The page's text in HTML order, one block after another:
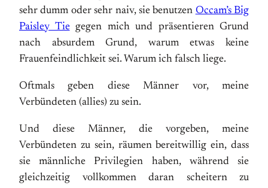
sehr dumm oder sehr naiv, sie benutzen Occam’s Big
Paisley Tiegegen mich und präsentieren Grund
nach absurdem Grund, warum etwas keine
Frauenfeindlichkeit sei. Warum ich falsch liege.
Oftmals geben diese Männer vor, meine
Verbündeten (allies) zu sein.
Und diese Männer, die vorgeben, meine
Verbündeten zu sein, räumen bereitwillig ein, dass
sie männliche Privilegien haben, während sie
gleichzeitig vollkommen daran scheitern zu